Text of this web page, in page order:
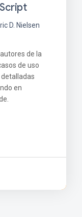
D. Nielsen
de la
de uso
en